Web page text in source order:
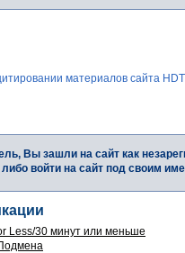
материалов сайта
Вы зашли на сайт как
либо войти на сайт под своим
Less/30 минут или меньше